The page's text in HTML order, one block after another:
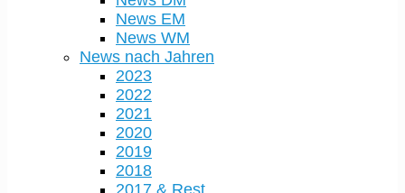
News EM
News WM
News nach Jahren
2023
2022
2021
2020
2019
2018